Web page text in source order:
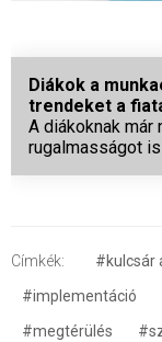
Diákok a
trendeket a
A diákoknak már
rugalmasságot is
Címkék: #kulcsár
#implementáció
#megtérülés